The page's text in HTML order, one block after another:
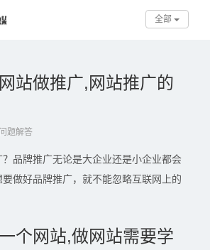
全部
站做推广,网站推广的
问题解答
品牌推广无论是大企业还是小企业都会
做好品牌推广，就不能忽略互联网上的
在互联网上做品牌推广的几点意见：. . .
个网站,做网站需要学